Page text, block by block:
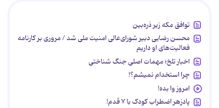
توافق مکه زیر ذره‌بین
محسن رضایی دبیر شورای‌عالی امنیت ملی شد / مروری بر کارنامه
فعالیت‌های او داریم
اخبار تلخ؛ مهمات اصلی جنگ شناختی
چرا استخدام نمیشم؟!
امروز وا بده!
پادزهر اضطراب کودک با ۷ قدم!